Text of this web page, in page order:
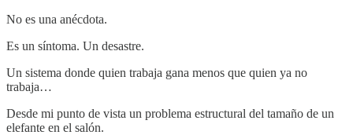
No es una anécdota.
Es un síntoma. Un desastre.
Un sistema donde quien trabaja gana menos que quien ya no
trabaja…
Desde mi punto de vista un problema estructural del tamaño de un
elefante en el salón.